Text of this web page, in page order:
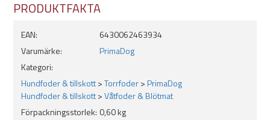
PRODUKTFAKTA
EAN:
6430062463934
Varumärke:
PrimaDog
Kategori:
Hundfoder & tillskott>Torrfoder>PrimaDog
Hundfoder & tillskott>Våtfoder & Blötmat
Förpackningsstorlek: 0,60 kg